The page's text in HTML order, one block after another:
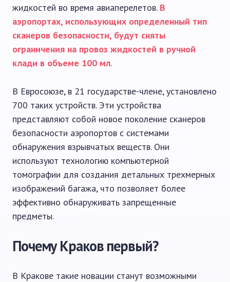
жидкостей во время авиаперелетов. В
аэропортах, использующих определенный тип
сканеров безопасности, будут сняты
ограничения на провоз жидкостей в ручной
клади в объеме 100 мл.
В Евросоюзе, в 21 государстве-члене, установлено
700 таких устройств. Эти устройства
представляют собой новое поколение сканеров
безопасности аэропортов с системами
обнаружения взрывчатых веществ. Они
используют технологию компьютерной
томографии для создания детальных трехмерных
изображений багажа, что позволяет более
эффективно обнаруживать запрещенные
предметы.
Почему Краков первый?
В Кракове такие новации станут возможными